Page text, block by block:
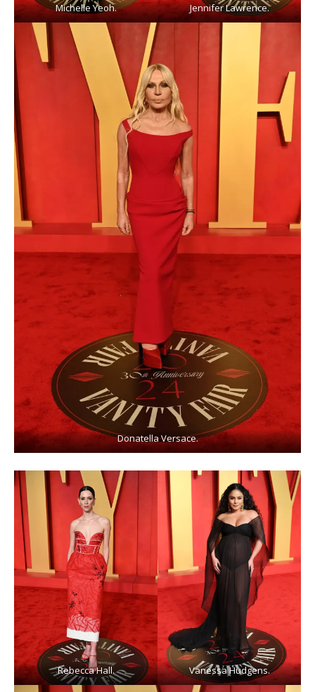
Michelle Yeoh. Jennifer Lawrence.
Donatella Versace.
Rebecca Hall. Vanessa Hudgens.